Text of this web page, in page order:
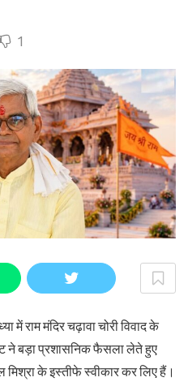
1
मंदिर चढ़ावा चोरी विवाद के
ने बड़ा प्रशासनिक फैसला लेते हुए
के इस्तीफे स्वीकार कर लिए हैं।